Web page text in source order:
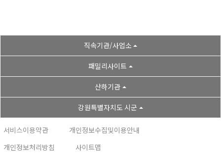
직속기관/사업소
패밀리사이트
산하기관
강원특별자치도 시군
서비스이용약관
개인정보수집및이용안내
개인정보처리방침
사이트맵